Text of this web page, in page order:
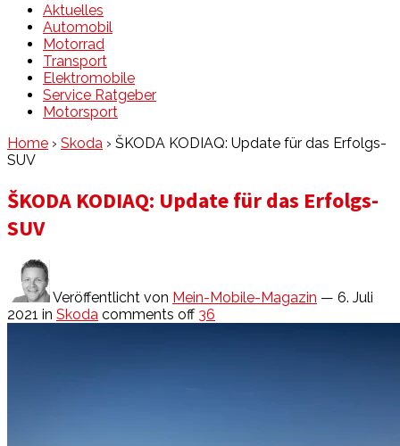
Aktuelles
Automobil
Motorrad
Transport
Elektromobile
Service Ratgeber
Motorsport
Home › Skoda › ŠKODA KODIAQ: Update für das Erfolgs-
SUV
ŠKODA KODIAQ: Update für das Erfolgs-
SUV
Veröffentlicht von Mein-Mobile-Magazin — 6. Juli
2021 in Skoda comments off 36